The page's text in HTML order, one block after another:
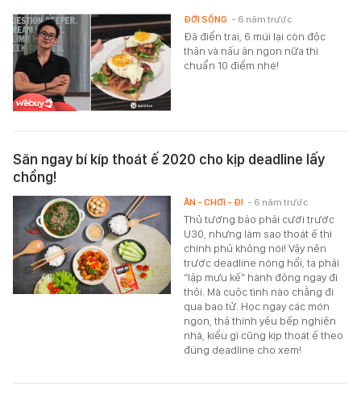
Đã điển trai, 6 múi lại còn độc
thân và nấu ăn ngon nữa thì
chuẩn 10 điểm nhé!
ĐỜI SỐNG - 6 năm trước
Săn ngay bí kíp thoát ế 2020 cho kịp deadline lấy
chồng!
Thủ tướng bảo phải cưới trước
U30, nhưng làm sao thoát ế thì
chính phủ không nói! Vậy nên
trước deadline nóng hổi, ta phải
“lập mưu kế” hành động ngay đi
thôi. Mà cuộc tình nào chẳng đi
qua bao tử. Học ngay các món
ngon, thả thính yêu bếp nghiện
nhà, kiểu gì cũng kịp thoát ế theo
đúng deadline cho xem!
ĂN - CHƠI - ĐI - 6 năm trước